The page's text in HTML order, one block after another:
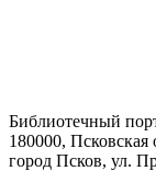
Библиотечный
180000, Псковская
город Псков, ул.